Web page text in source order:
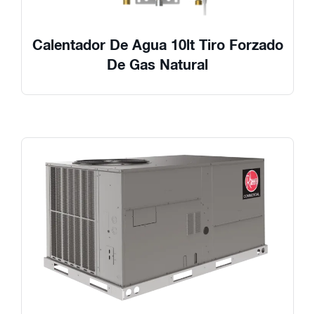
Calentador De Agua 10lt Tiro Forzado
De Gas Natural